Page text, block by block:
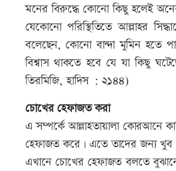
মনের বিরুদ্ধে কোনো কিছু হলেই
যেকোনো পরিস্থিতিতে আল্লাহর
বলেছেন, কোনো বান্দা মুমিন হতে
বিশ্বাস থাকতে হবে যে যা কিছু
তিরমিজি, হাদিস : ২১৪৪)
চোখের হেফাজত করা
এ সম্পর্কে আল্লাহতায়ালা কোরআনে
হেফাজত করে। এতে তাদের জন্য খুব
এখানে চোখের হেফাজত বলতে